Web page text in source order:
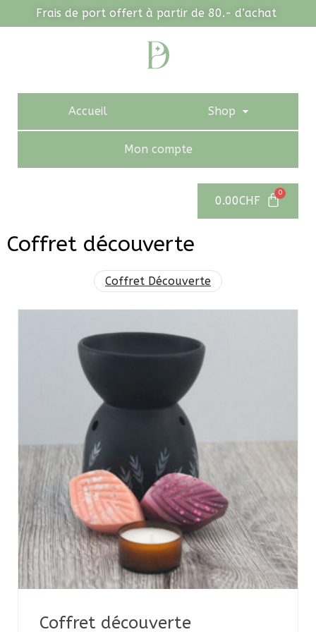
Frais de port offert à partir de 80.- d’achat
Accueil Shop
Mon compte
0.00CHF
Coffret découverte
Coffret Découverte
Coffret découverte